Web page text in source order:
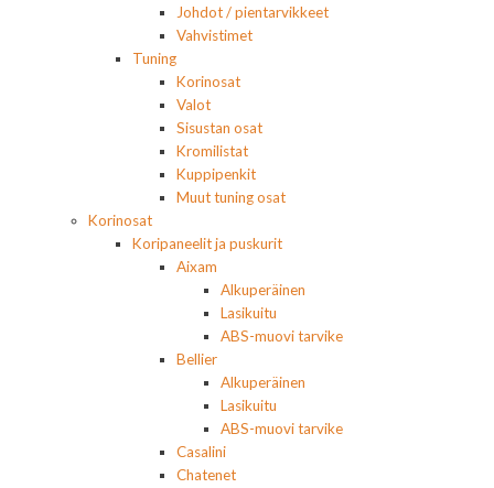
Johdot / pientarvikkeet
Vahvistimet
Tuning
Korinosat
Valot
Sisustan osat
Kromilistat
Kuppipenkit
Muut tuning osat
Korinosat
Koripaneelit ja puskurit
Aixam
Alkuperäinen
Lasikuitu
ABS-muovi tarvike
Bellier
Alkuperäinen
Lasikuitu
ABS-muovi tarvike
Casalini
Chatenet